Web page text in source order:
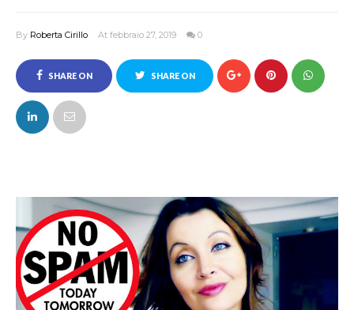
By Roberta Cirillo At febbraio 27, 2019 0
SHARE ON
FACEBOOK
SHARE ON